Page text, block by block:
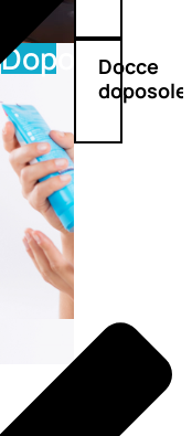
Doposole
Docce
doposole